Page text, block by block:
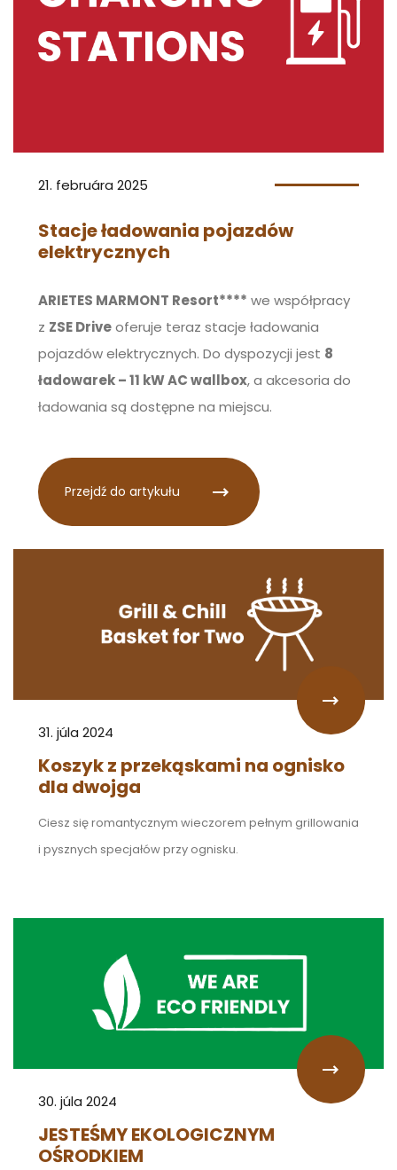
21. februára 2025
Stacje ładowania pojazdów
elektrycznych
ARIETES MARMONT Resort**** we współpracy
z ZSE Driveoferuje teraz stacje ładowania
pojazdów elektrycznych. Do dyspozycji jest 8
ładowarek – 11 kW AC wallbox, a akcesoria do
ładowania są dostępne na miejscu.
Przejdź do artykułu
31. júla 2024
Koszyk z przekąskami na ognisko
dla dwojga
Ciesz się romantycznym wieczorem pełnym grillowania
i pysznych specjałów przy ognisku.
30. júla 2024
JESTEŚMY EKOLOGICZNYM
OŚRODKIEM